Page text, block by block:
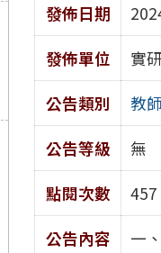
發佈日期
發佈單位
實
公告類別
教
公告等級
無
點閱次數
457
公告內容
一